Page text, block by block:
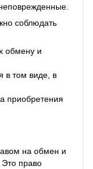
соблюдать
обмену и
в том виде, в
приобретения
на обмен и
Это право